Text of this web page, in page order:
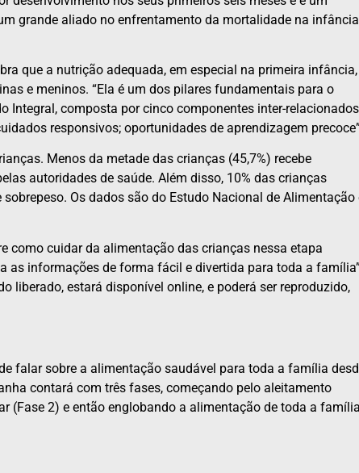
grande aliado no enfrentamento da mortalidade na infância
que a nutrição adequada, em especial na primeira
e meninos. “Ela é um dos pilares fundamentais para o
Integral, composta por cinco componentes inter-relacionados
responsivos; oportunidades de aprendizagem
Menos da metade das crianças (45,7%) recebe
autoridades de saúde. Além disso, 10% das crianças
Os dados são do Estudo Nacional de Alimentação
como cuidar da alimentação das crianças nessa etapa
as informações de forma fácil e divertida para toda a
liberado, estará disponível online, e poderá ser reproduzido,
falar sobre a alimentação saudável para toda a família
contará com três fases, começando pelo aleitamento
(Fase 2) e então englobando a alimentação de toda a família